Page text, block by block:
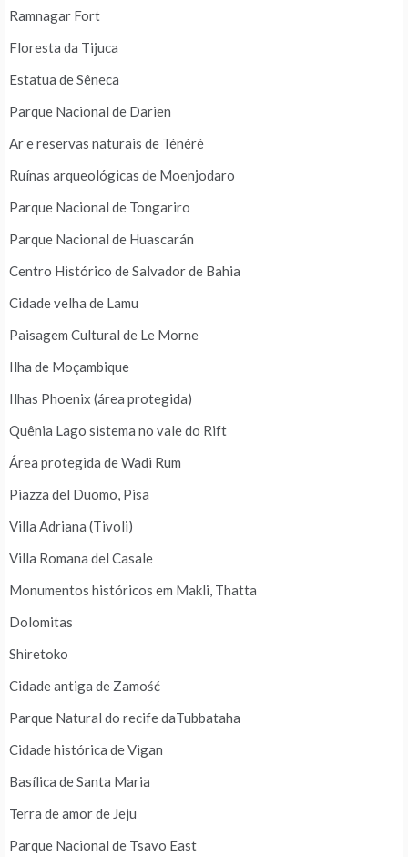
Ramnagar Fort
Floresta da Tijuca
Estatua de Sêneca
Parque Nacional de Darien
Ar e reservas naturais de Ténéré
Ruínas arqueológicas de Moenjodaro
Parque Nacional de Tongariro
Parque Nacional de Huascarán
Centro Histórico de Salvador de Bahia
Cidade velha de Lamu
Paisagem Cultural de Le Morne
Ilha de Moçambique
Ilhas Phoenix (área protegida)
Quênia Lago sistema no vale do Rift
Área protegida de Wadi Rum
Piazza del Duomo, Pisa
Villa Adriana (Tivoli)
Villa Romana del Casale
Monumentos históricos em Makli, Thatta
Dolomitas
Shiretoko
Cidade antiga de Zamość
Parque Natural do recife daTubbataha
Cidade histórica de Vigan
Basílica de Santa Maria
Terra de amor de Jeju
Parque Nacional de Tsavo East